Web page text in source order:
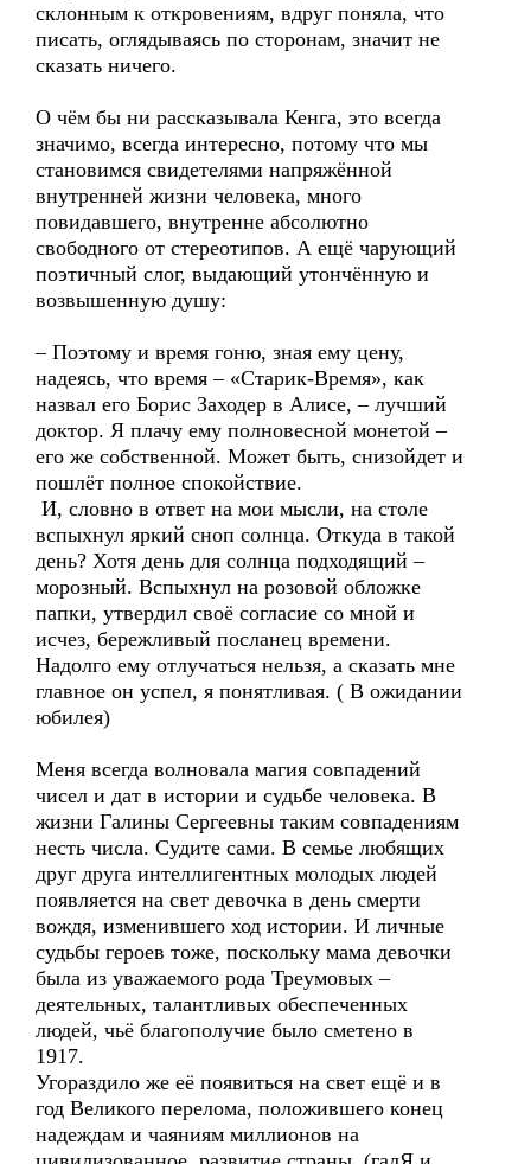
склонным к откровениям, вдруг поняла, что
писать, оглядываясь по сторонам, значит не
сказать ничего.
О чём бы ни рассказывала Кенга, это всегда
значимо, всегда интересно, потому что мы
становимся свидетелями напряжённой
внутренней жизни человека, много
повидавшего, внутренне абсолютно
свободного от стереотипов. А ещё чарующий
поэтичный слог, выдающий утончённую и
возвышенную душу:
– Поэтому и время гоню, зная ему цену,
надеясь, что время – «Старик-Время», как
назвал его Борис Заходер в Алисе, – лучший
доктор. Я плачу ему полновесной монетой –
его же собственной. Может быть, снизойдет и
пошлёт полное спокойствие.
И, словно в ответ на мои мысли, на столе
вспыхнул яркий сноп солнца. Откуда в такой
день? Хотя день для солнца подходящий –
морозный. Вспыхнул на розовой обложке
папки, утвердил своё согласие со мной и
исчез, бережливый посланец времени.
Надолго ему отлучаться нельзя, а сказать мне
главное он успел, я понятливая. ( В ожидании
юбилея)
Меня всегда волновала магия совпадений
чисел и дат в истории и судьбе человека. В
жизни Галины Сергеевны таким совпадениям
несть числа. Судите сами. В семье любящих
друг друга интеллигентных молодых людей
появляется на свет девочка в день смерти
вождя, изменившего ход истории. И личные
судьбы героев тоже, поскольку мама девочки
была из уважаемого рода Треумовых –
деятельных, талантливых обеспеченных
людей, чьё благополучие было сметено в
1917.
Угораздило же её появиться на свет ещё и в
год Великого перелома, положившего конец
надеждам и чаяниям миллионов на